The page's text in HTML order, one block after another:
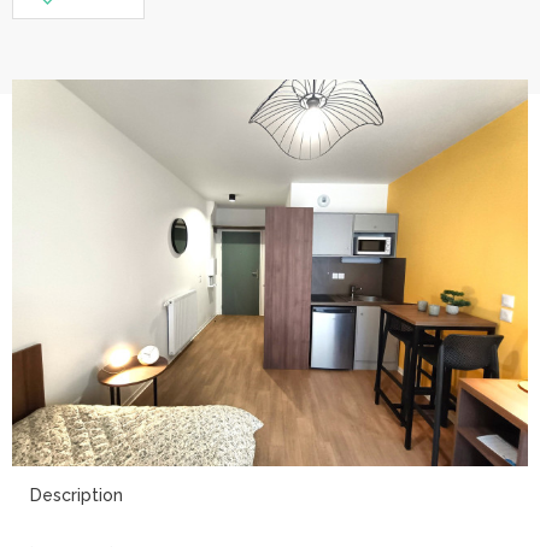
Description